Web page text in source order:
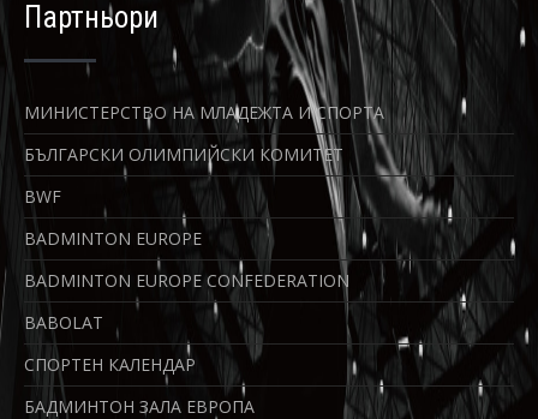
Партньори
МИНИСТЕРСТВО НА МЛАДЕЖТА И СПОРТА
БЪЛГАРСКИ ОЛИМПИЙСКИ КОМИТЕТ
BWF
BADMINTON EUROPE
BADMINTON EUROPE CONFEDERATION
BABOLAT
СПОРТЕН КАЛЕНДАР
БАДМИНТОН ЗАЛА ЕВРОПА